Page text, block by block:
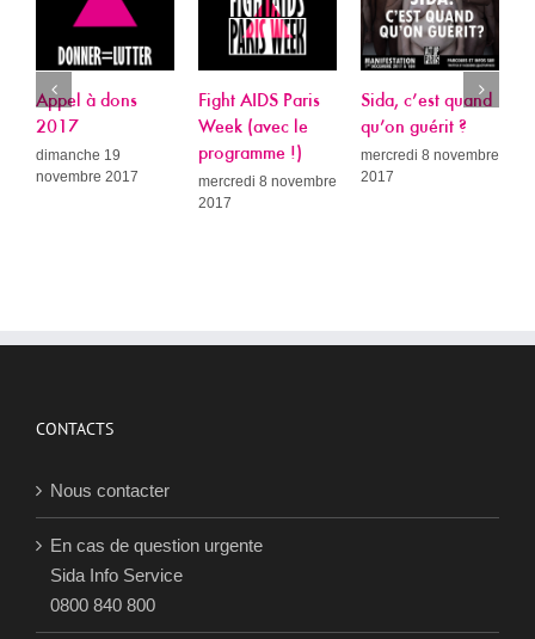
Appel à dons
2017
dimanche 19
novembre 2017
Fight AIDS Paris
Week (avec le
programme !)
mercredi 8 novembre
2017
Sida, c’est quand
qu’on guérit ?
mercredi 8 novembre
2017
CONTACTS
Nous contacter
En cas de question urgente
Sida Info Service
0800 840 800